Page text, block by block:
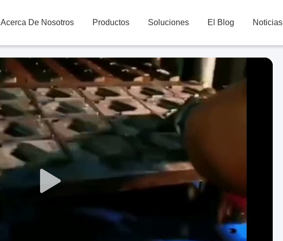
Acerca De Nosotros Productos Soluciones El Blog Noticias